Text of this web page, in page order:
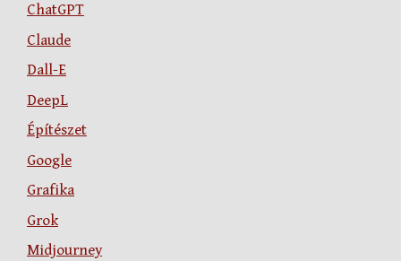
ChatGPT
Claude
Dall-E
DeepL
Építészet
Google
Grafika
Grok
Midjourney